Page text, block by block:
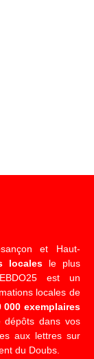
et Haut-
localesle plus
est un
locales de
000 exemplaires
dépôts dans vos
aux lettres sur
du Doubs.